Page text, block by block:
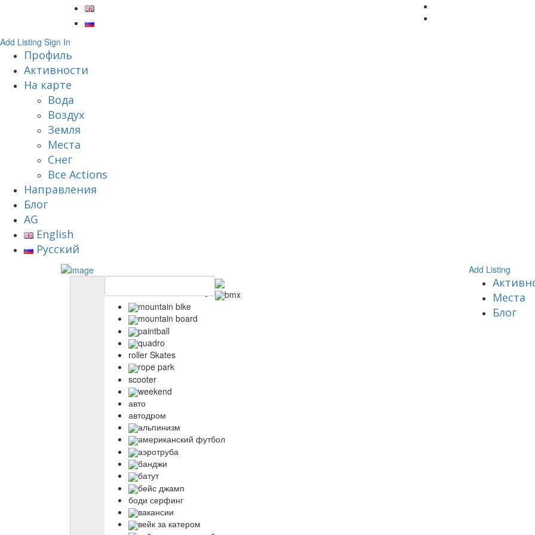
Add Listing Sign In
Профиль
Активности
На карте
Вода
Воздух
Земля
Места
Снег
Все Actions
Направления
Блог
AG
English
Русский
bmx
mountain bike
mountain board
paintball
quadro
roller Skates
rope park
scooter
weekend
авто
автодром
альпинизм
американский футбол
аэротруба
банджи
батут
бейс джамп
боди серфинг
вакансии
вейк за катером
Add Listing
Места
Блог